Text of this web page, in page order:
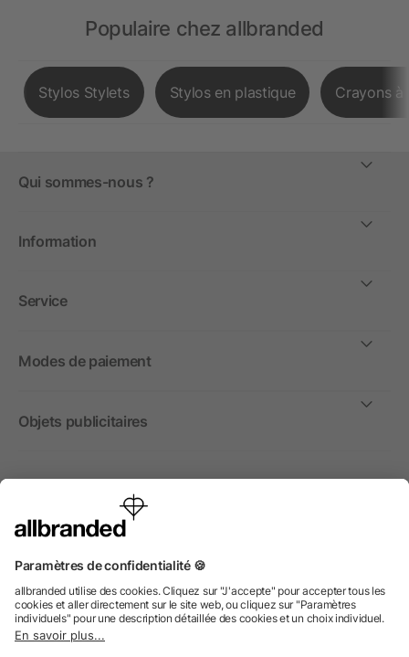
Populaire chez allbranded
Stylos Stylets Stylos en plastique Crayons à
Qui sommes-nous ?
Information
Service
Modes de paiement
Objets publicitaires
International